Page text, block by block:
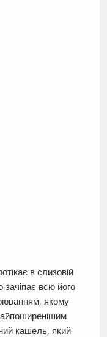
в слизовій
зачіпає всю його
якому
кашель, який